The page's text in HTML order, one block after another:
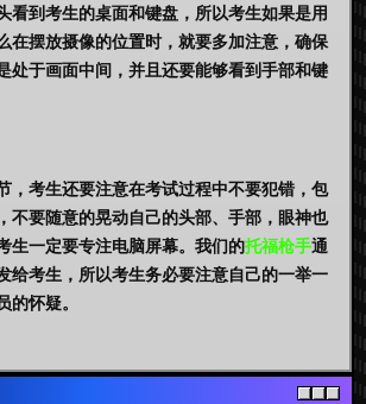
看到考生的桌面和键盘，所以考生如果是用
在摆放摄像的位置时，就要多加注意，确保
处于画面中间，并且还要能够看到手部和键
，考生还要注意在考试过程中不要犯错，包
不要随意的晃动自己的头部、手部，眼神也
生一定要专注电脑屏幕。我们的托福枪手通
给考生，所以考生务必要注意自己的一举一
的怀疑。